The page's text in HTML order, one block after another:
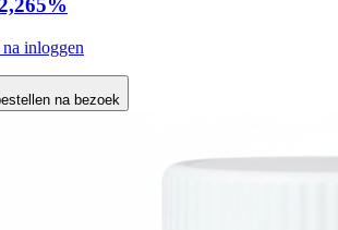
inloggen
na bezoek